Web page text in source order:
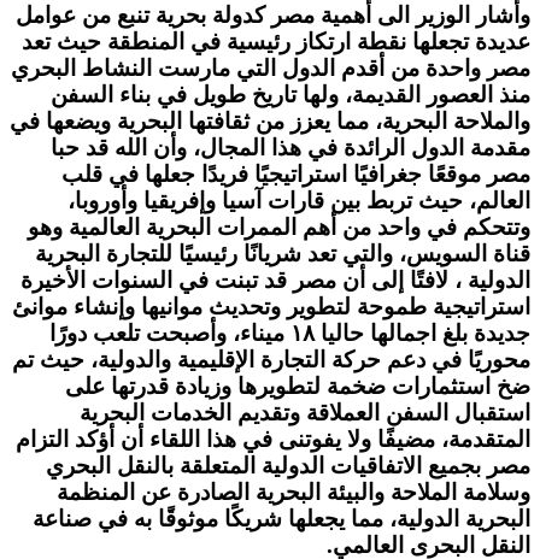
وأشار الوزير الى أهمية مصر كدولة بحرية تنبع من عوامل
عديدة تجعلها نقطة ارتكاز رئيسية في المنطقة حيث تعد
مصر واحدة من أقدم الدول التي مارست النشاط البحري
منذ العصور القديمة، ولها تاريخ طويل في بناء السفن
والملاحة البحرية، مما يعزز من ثقافتها البحرية ويضعها في
مقدمة الدول الرائدة في هذا المجال، وأن الله قد حبا
مصر موقعًا جغرافيًا استراتيجيًا فريدًا جعلها في قلب
العالم، حيث تربط بين قارات آسيا وإفريقيا وأوروبا،
وتتحكم في واحد من أهم الممرات البحرية العالمية وهو
قناة السويس، والتي تعد شريانًا رئيسيًا للتجارة البحرية
الدولية ، لافتًا إلى أن مصر قد تبنت في السنوات الأخيرة
استراتيجية طموحة لتطوير وتحديث موانيها وإنشاء موانئ
جديدة بلغ اجمالها حاليا ۱۸ ميناء، وأصبحت تلعب دورًا
محوريًا في دعم حركة التجارة الإقليمية والدولية، حيث تم
ضخ استثمارات ضخمة لتطويرها وزيادة قدرتها على
استقبال السفن العملاقة وتقديم الخدمات البحرية
المتقدمة، مضيفًا ولا يفوتنى في هذا اللقاء أن أؤكد التزام
مصر بجميع الاتفاقيات الدولية المتعلقة بالنقل البحري
وسلامة الملاحة والبيئة البحرية الصادرة عن المنظمة
البحرية الدولية، مما يجعلها شريكًا موثوقًا به في صناعة
النقل البحرى العالمي.